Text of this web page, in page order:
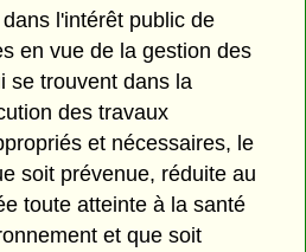
l'intérêt public de
en vue de la gestion des
se trouvent dans la
des travaux
et nécessaires, le
soit prévenue, réduite au
toute atteinte à la santé
et que soit